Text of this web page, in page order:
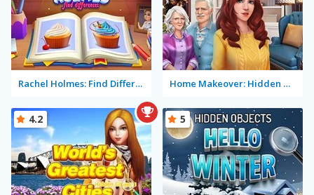
Rachel Holmes: Find Differences Home Makeover: Hidden Object
4.2 5